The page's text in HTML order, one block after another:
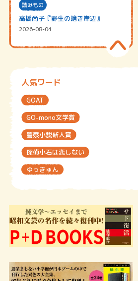
読みもの
高橋尚子『野生の暗き岸辺』
2026-08-04
人気ワード
GOAT
GO-mono文学賞
警察小説新人賞
探偵小石は恋しない
ゆっきゅん